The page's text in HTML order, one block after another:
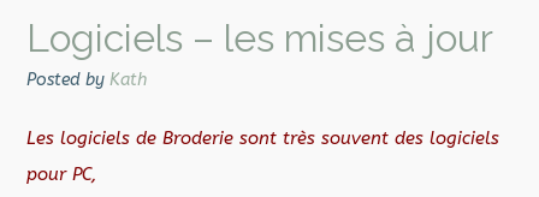
Logiciels – les mises à jour
Posted by Kath
Les logiciels de Broderie sont très souvent des logiciels
pour PC,